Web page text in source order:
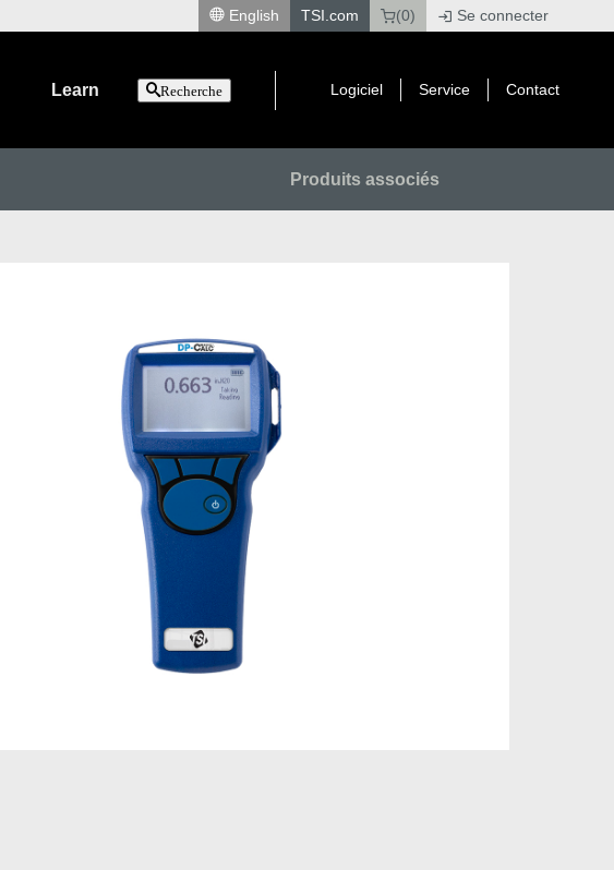
English TSI.com (0) Se connecter
Learn Recherche Logiciel Service Contact
Produits associés